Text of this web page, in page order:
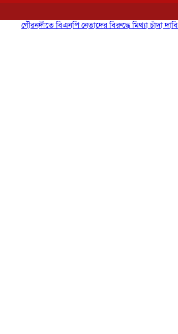
গৌরনদীতে বিএনপি নেতাদের বিরুদ্ধে মিথ্যা চাঁদা দাবির